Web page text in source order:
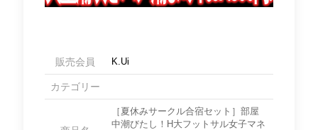
販売会員 K.Ui
カテゴリー
［夏休みサークル合宿セット］部屋
中潮びたし！H大フットサル女子マネ